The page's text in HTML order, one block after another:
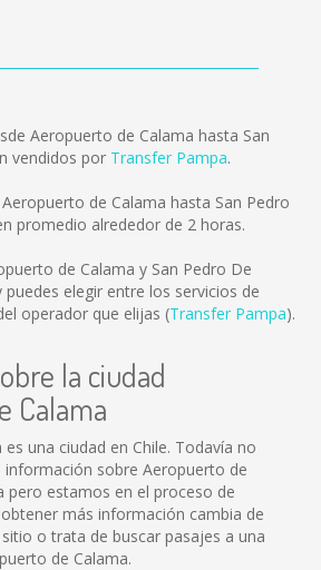
Aeropuerto de Calama hasta San
vendidos por Transfer Pampa.
de Calama hasta San Pedro
promedio alrededor de 2 horas.
de Calama y San Pedro De
puedes elegir entre los servicios de
operador que elijas (Transfer Pampa).
la ciudad
Calama
una ciudad en Chile. Todavía no
sobre Aeropuerto de
pero estamos en el proceso de
más información cambia de
o trata de buscar pasajes a una
de Calama.